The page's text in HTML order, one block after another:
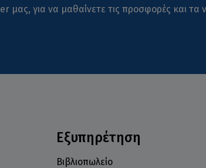
μας, για να μαθαίνετε τις προσφορές και τα
Εξυπηρέτηση
Βιβλιοπωλείο